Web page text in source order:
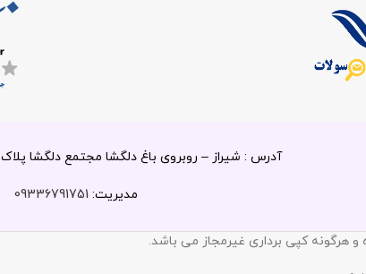
آدرس : شیراز – روبروی باغ دلگشا مجتمع دلگشا پلاک 70 – پارچه سرای حسین
مدیریت: 09336791751
هرگونه کپی برداری غیرمجاز می باشد.